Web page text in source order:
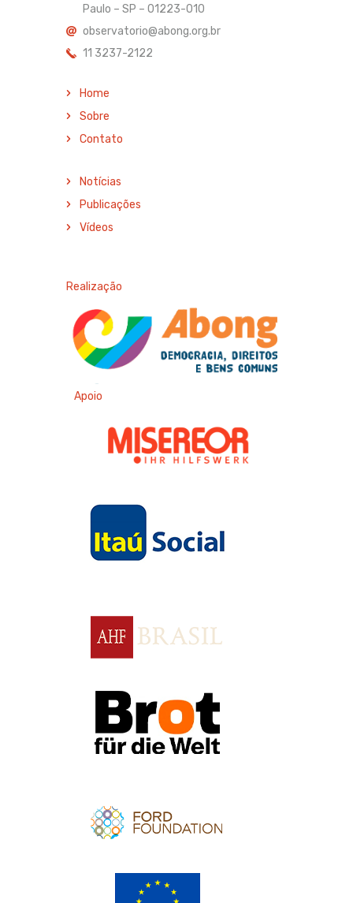
Paulo – SP – 01223-010
observatorio@abong.org.br
11 3237-2122
Home
Sobre
Contato
Notícias
Publicações
Vídeos
Realização
Apoio